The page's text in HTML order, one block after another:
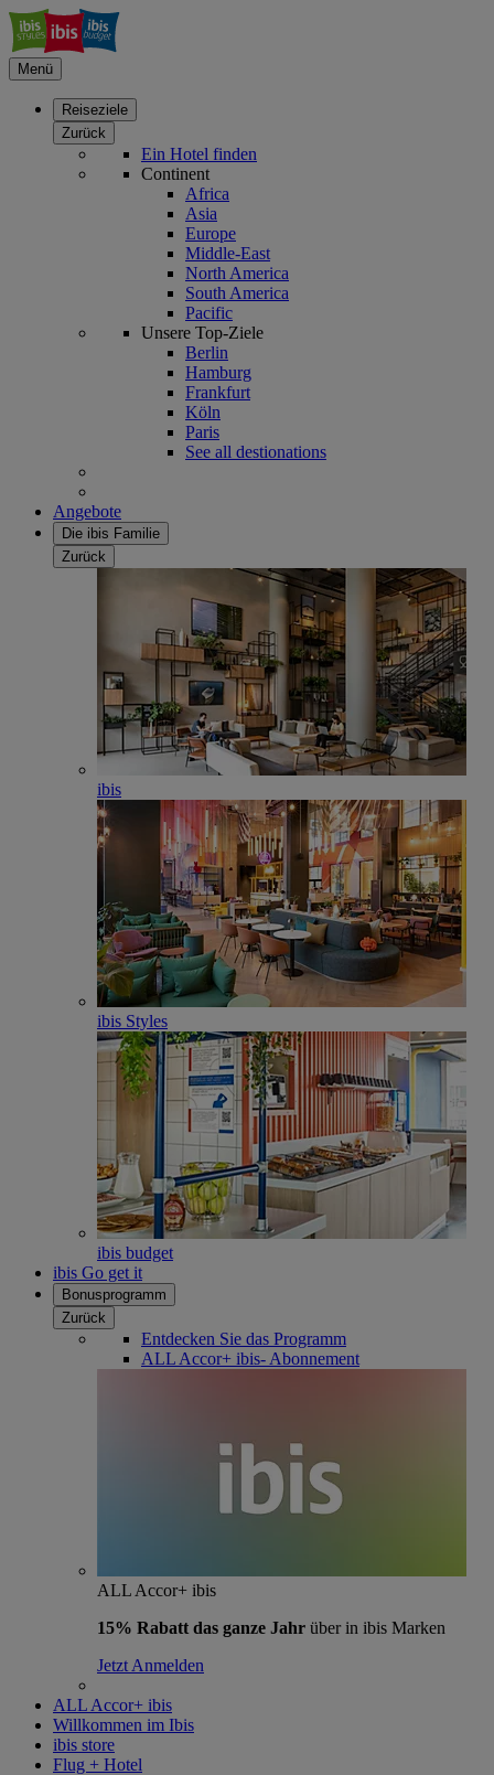
Menü
Reiseziele
Zurück
Ein Hotel finden
Continent
Africa
Asia
Europe
Middle-East
North America
South America
Pacific
Unsere Top-Ziele
Berlin
Hamburg
Frankfurt
Köln
Paris
See all destionations
Angebote
Die ibis Familie
Zurück
ibis
ibis Styles
ibis budget
ibis Go get it
Bonusprogramm
Zurück
Entdecken Sie das Programm
ALL Accor+ ibis- Abonnement
ALL Accor+ ibis
15% Rabatt das ganze Jahr über in ibis Marken
Jetzt Anmelden
ALL Accor+ ibis
Willkommen im Ibis
ibis store
Flug + Hotel